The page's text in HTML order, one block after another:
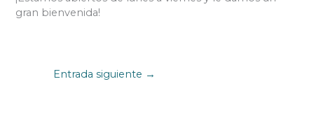
gran bienvenida!
Entrada siguiente →